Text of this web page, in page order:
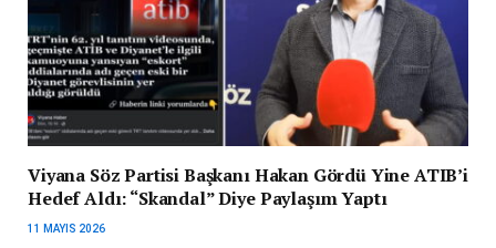
Viyana Söz Partisi Başkanı Hakan Gördü Yine ATIB’i
Hedef Aldı: “Skandal” Diye Paylaşım Yaptı
11 MAYIS 2026